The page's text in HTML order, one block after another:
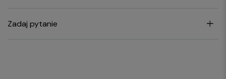
Zadaj pytanie